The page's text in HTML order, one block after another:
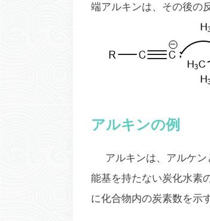
端アルキンは、その後の
アルキンの例
アルキンは、アルケ
能基を持たない炭化水素
に化合物内の炭素数を示